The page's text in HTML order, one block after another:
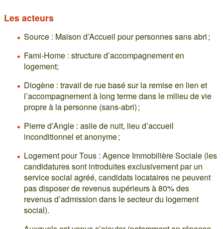
Les acteurs
Source : Maison d’Accueil pour personnes sans abri ;
Fami-Home : structure d’accompagnement en
logement;
Diogène : travail de rue basé sur la remise en lien et
l’accompagnement à long terme dans le milieu de vie
propre à la personne (sans-abri) ;
Pierre d’Angle : asile de nuit, lieu d’accueil
inconditionnel et anonyme ;
Logement pour Tous : Agence Immobilière Sociale (les
candidatures sont introduites exclusivement par un
service social agréé, candidats locataires ne peuvent
pas disposer de revenus supérieurs à 80% des
revenus d’admission dans le secteur du logement
social).